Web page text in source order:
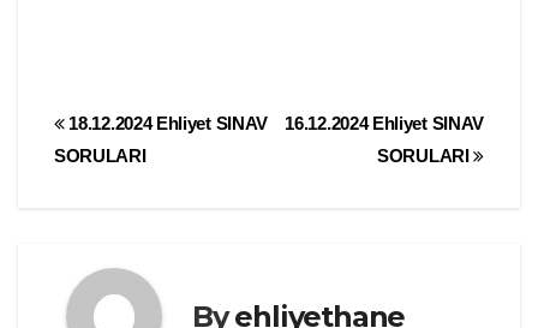
Yazı
16.12.2024 Ehliyet SINAV
SORULARI
18.12.2024 Ehliyet SINAV
SORULARI
Byehliyethane